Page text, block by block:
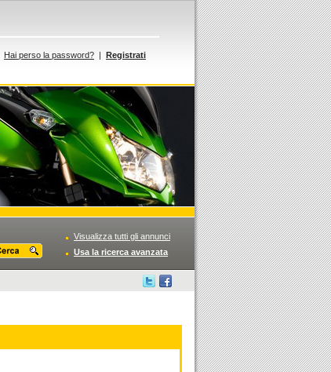
Hai perso la password? | Registrati
Visualizza tutti gli annunci
Usa la ricerca avanzata